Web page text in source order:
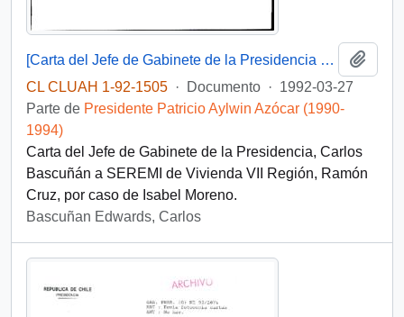
[Carta del Jefe de Gabinete de la Presidencia a SEREMI de Vivienda VII Región]
CL CLUAH 1-92-1505 · Documento · 1992-03-27
Parte de Presidente Patricio Aylwin Azócar (1990-
1994)
Carta del Jefe de Gabinete de la Presidencia, Carlos
Bascuñán a SEREMI de Vivienda VII Región, Ramón
Cruz, por caso de Isabel Moreno.
Bascuñan Edwards, Carlos